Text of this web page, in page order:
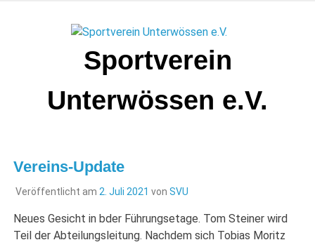
Sportverein
Unterwössen e.V.
Vereins-Update
Veröffentlicht am 2. Juli 2021 von SVU
Neues Gesicht in bder Führungsetage. Tom Steiner wird
Teil der Abteilungsleitung. Nachdem sich Tobias Moritz